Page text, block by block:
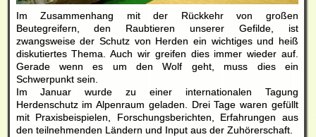
Im Zusammenhang mit der Rückkehr von großen
Beutegreifern, den Raubtieren unserer Gefilde, ist
zwangsweise der Schutz von Herden ein wichtiges und heiß
diskutiertes Thema. Auch wir greifen dies immer wieder auf.
Gerade wenn es um den Wolf geht, muss dies ein
Schwerpunkt sein.
Im Januar wurde zu einer internationalen Tagung
Herdenschutz im Alpenraum geladen. Drei Tage waren gefüllt
mit Praxisbeispielen, Forschungsberichten, Erfahrungen aus
den teilnehmenden Ländern und Input aus der Zuhörerschaft.